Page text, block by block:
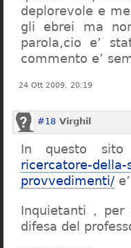
deplorevole e
gli ebrei ma
parola,cio e’
commento e’
24 Ott 2009, 20:19
#18 Virghil
In questo sito
ricercatore-
provvedimenti/
Inquietanti , per
difesa del